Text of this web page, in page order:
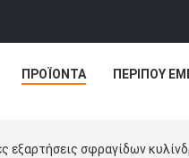
ΠΡΟΪΌΝΤΑ ΠΕΡΊΠΟΥ
εξαρτήσεις σφραγίδων